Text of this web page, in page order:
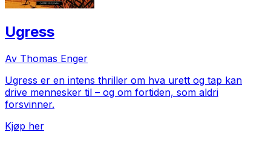
Ugress
Av Thomas Enger
Ugress er en intens thriller om hva urett og tap kan
drive mennesker til – og om fortiden, som aldri
forsvinner.
Kjøp her